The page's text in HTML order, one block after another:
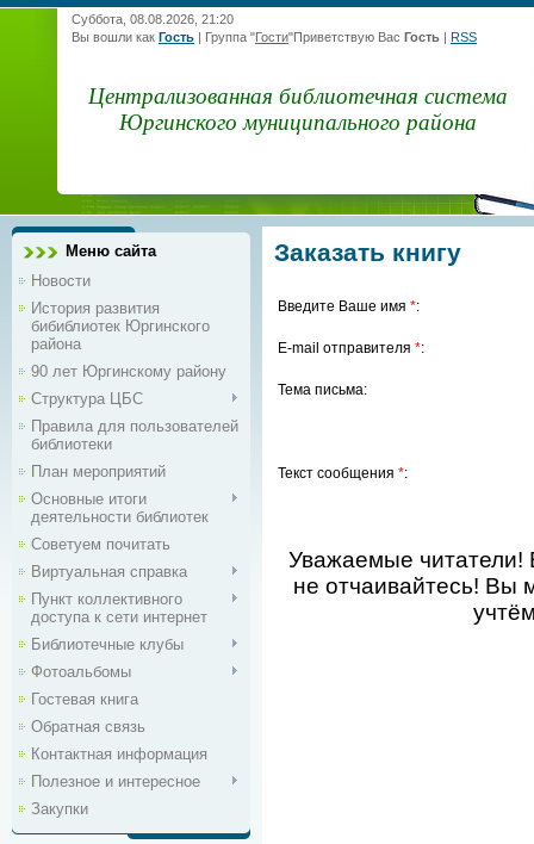
Суббота, 08.08.2026, 21:20
Вы вошли как Гость | Группа "Гости"Приветствую Вас Гость | RSS
Централизованная библиотечная система
Юргинского муниципального района
Меню сайта
Новости
История развития
бибиблиотек Юргинского
района
90 лет Юргинскому району
Структура ЦБС
Правила для пользователей
библиотеки
План мероприятий
Основные итоги
деятельности библиотек
Советуем почитать
Виртуальная справка
Пункт коллективного
доступа к сети интернет
Библиотечные клубы
Фотоальбомы
Гостевая книга
Обратная связь
Контактная информация
Полезное и интересное
Закупки
Заказать книгу
Введите Ваше имя *:
E-mail отправителя *:
Тема письма:
Текст сообщения *:
Уважаемые
не отчаивайтесь! Вы